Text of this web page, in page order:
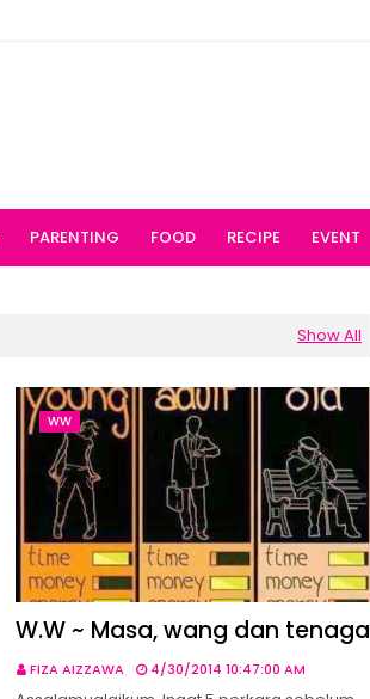
PARENTING FOOD RECIPE EVENT
Show All
WW
W.W ~ Masa, wang dan tenaga
FIZA AIZZAWA 4/30/2014 10:47:00 AM